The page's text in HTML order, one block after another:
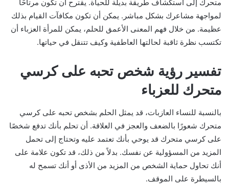
متحرك إلى استكشاف طريقة بديلة للحياة. يقترح أن تكون مرتاحًا
لمواجهة مشاعرك بشكل مباشر. يمكن أن تكون مكافآت القيام بذلك
عظيمة. من خلال فهم المعنى الأعمق للحلم، يمكن للمرأة العزباء أن
تكتسب نظرة ثاقبة لحالتها العاطفية وكيف تتنقل في حياتها.
تفسير رؤية شخص تحبه على كرسي
متحرك للعزباء
بالنسبة للنساء العازبات، قد يمثل الحلم بشخص تحبه على كرسي
متحرك شعورًا بالضعف والعجز في العلاقة. أن تحلم بأنك تدفع شخصًا
على كرسي متحرك قد يوحي بأنك تعتمد عليه وتحتاج إلى تحمل
المزيد من المسؤولية عن نفسك. بدلاً من ذلك، قد تكون علامة على
أنك تحاول حماية الشخص من المزيد من الأذى أو أنك تسمح له
بالسيطرة على الموقف.